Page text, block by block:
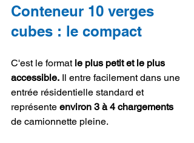
Conteneur 10 verges
cubes : le compact
C'est le format le plus petit et le plus
accessible. Il entre facilement dans une
entrée résidentielle standard et
représente environ 3 à 4 chargements
de camionnette pleine.